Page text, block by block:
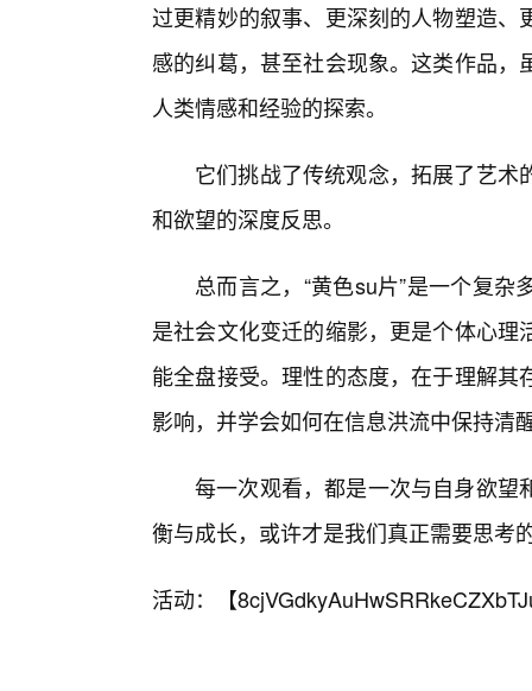
过更精妙的叙事、更深刻的人物塑造
感的纠葛，甚至社会现象。这类作品
人类情感和经验的探索。
它们挑战了传统观念，拓展了艺
和欲望的深度反思。
总而言之，“黄色su片”是一个复
是社会文化变迁的缩影，更是个体心
能全盘接受。理性的态度，在于理解
影响，并学会如何在信息洪流中保持清
每一次观看，都是一次与自身欲望
衡与成长，或许才是我们真正需要思考
活动：【